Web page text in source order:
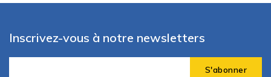
Inscrivez-vous à notre newsletters